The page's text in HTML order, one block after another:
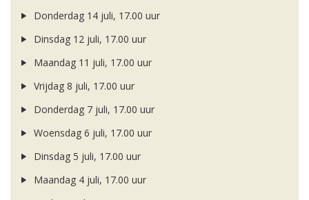
Donderdag 14 juli, 17.00 uur
Dinsdag 12 juli, 17.00 uur
Maandag 11 juli, 17.00 uur
Vrijdag 8 juli, 17.00 uur
Donderdag 7 juli, 17.00 uur
Woensdag 6 juli, 17.00 uur
Dinsdag 5 juli, 17.00 uur
Maandag 4 juli, 17.00 uur